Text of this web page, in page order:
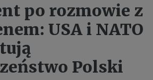
po rozmowie z
USA i NATO
Polski